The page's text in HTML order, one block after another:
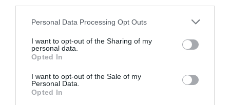
Personal Data Processing Opt Outs
I want to opt-out of the Sharing of my
personal data.
Opted In
I want to opt-out of the Sale of my
Personal Data.
Opted In
-